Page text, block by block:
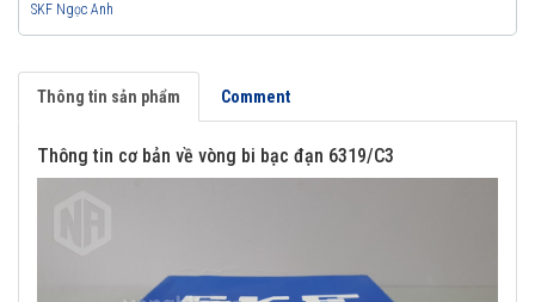
SKF Ngọc Anh
Thông tin sản phẩm Comment
Thông tin cơ bản về vòng bi bạc đạn 6319/C3